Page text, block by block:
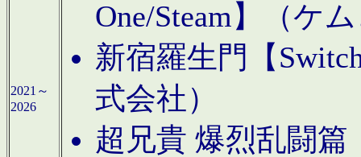
2021～
2026
One/Steam】（ケ
新宿羅生門【
式会社）
超兄貴 爆烈乱闘篇